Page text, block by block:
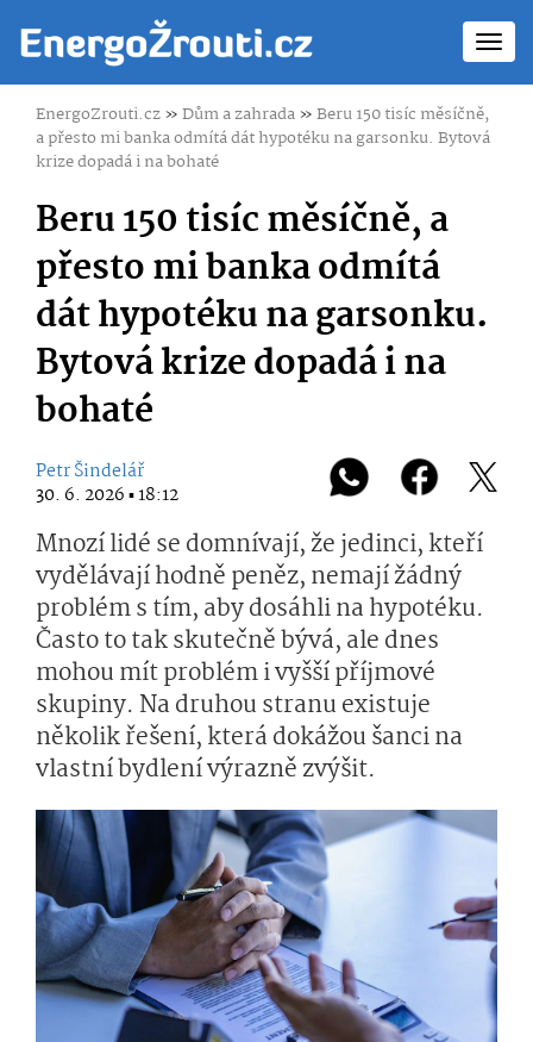
EnergoZrouti.cz»Dům a zahrada»Beru 150 tisíc měsíčně,
a přesto mi banka odmítá dát hypotéku na garsonku. Bytová
krize dopadá i na bohaté
Beru 150 tisíc měsíčně, a
přesto mi banka odmítá
dát hypotéku na garsonku.
Bytová krize dopadá i na
bohaté
Petr Šindelář
30. 6. 2026 ▪ 18:12
Mnozí lidé se domnívají, že jedinci, kteří
vydělávají hodně peněz, nemají žádný
problém s tím, aby dosáhli na hypotéku.
Často to tak skutečně bývá, ale dnes
mohou mít problém i vyšší příjmové
skupiny. Na druhou stranu existuje
několik řešení, která dokážou šanci na
vlastní bydlení výrazně zvýšit.